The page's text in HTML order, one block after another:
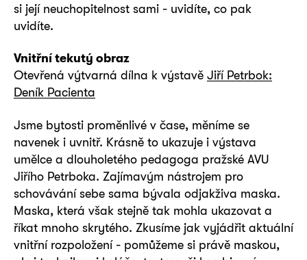
si její neuchopitelnost sami - uvidíte, co pak
uvidíte.
Vnitřní tekutý obraz
Otevřená výtvarná dílna k výstavě Jiří Petrbok:
Deník Pacienta
Jsme bytosti proměnlivé v čase, měníme se
navenek i uvnitř. Krásně to ukazuje i výstava
umělce a dlouholetého pedagoga pražské AVU
Jiřího Petrboka. Zajímavým nástrojem pro
schovávání sebe sama bývala odjakživa maska.
Maska, která však stejně tak mohla ukazovat a
říkat mnoho skrytého. Zkusíme jak vyjádřit aktuální
vnitřní rozpoložení - pomůžeme si právě maskou,